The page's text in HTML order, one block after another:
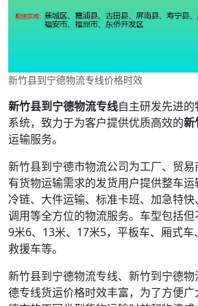
新竹县到宁德物流专线价格时效
新竹县到宁德物流专线自主研发先进
系统，致力于为客户提供优质高效的新
运输服务。
新竹县到宁德市物流公司为工厂、贸
有货物运输需求的发货用户提供整车
冷链、大件运输、标准卡班、加急特
调用等全方位的物流服务。车型包括但
9米6、13米、17米5，平板车、厢式车
救援车等。
新竹县到宁德物流专线、新竹到宁德
德专线货运价格时效丰富，为了方便